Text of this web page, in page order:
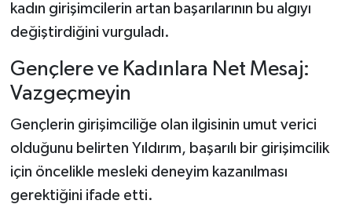
kadın girişimcilerin artan başarılarının bu algıyı
değiştirdiğini vurguladı.
Gençlere ve Kadınlara Net Mesaj:
Vazgeçmeyin
Gençlerin girişimciliğe olan ilgisinin umut verici
olduğunu belirten Yıldırım, başarılı bir girişimcilik
için öncelikle mesleki deneyim kazanılması
gerektiğini ifade etti.